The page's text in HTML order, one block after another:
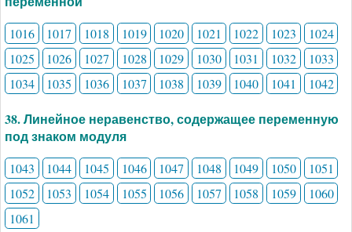
1016 1017 1018 1019 1020 1021 1022 1023
1024
1025
1026 1027 1028 1029 1030 1031 1032
1033
1034
1035 1036 1037 1038 1039 1040 1041 1042
38. Линейное неравенство, содержащее переменную
под знаком модуля
1043 1044 1045 1046 1047 1048 1049 1050
1051
1052
1053 1054 1055 1056 1057 1058 1059
1060
1061